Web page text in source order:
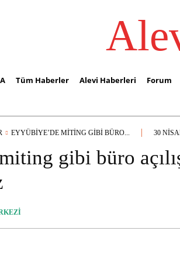
Tüm Haberler Alevi Haberleri Forum
EYYÜBIYE’DE MITING GIBI BÜRO... 30
gibi büro